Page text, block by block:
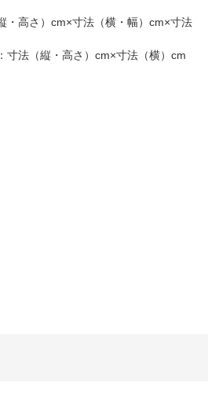
・高さ）cm×寸法（横・幅）cm×寸法
寸法（縦・高さ）cm×寸法（横）cm